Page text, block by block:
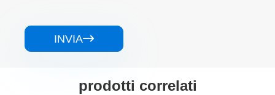
INVIA
prodotti correlati